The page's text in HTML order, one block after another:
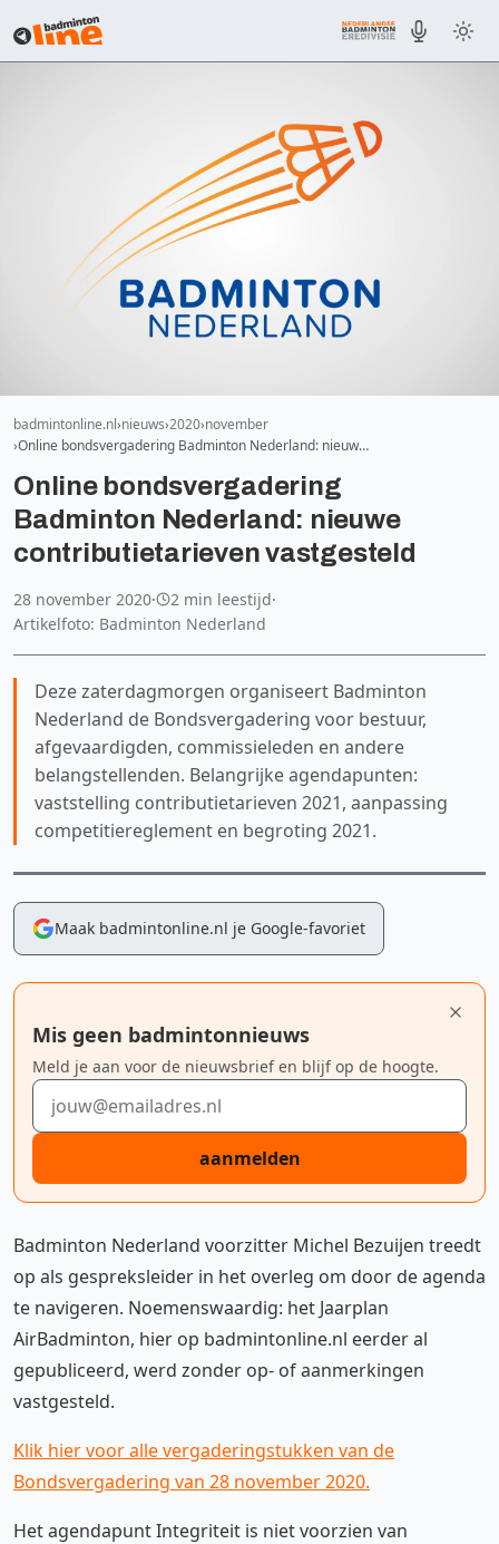
badmintonline.nl nieuws 2020 november
Online bondsvergadering Badminton Nederland: nieuw…
Online bondsvergadering
Badminton Nederland: nieuwe
contributietarieven vastgesteld
28 november 2020· 2 min leestijd·
Artikelfoto: Badminton Nederland
Deze zaterdagmorgen organiseert Badminton
Nederland de Bondsvergadering voor bestuur,
afgevaardigden, commissieleden en andere
belangstellenden. Belangrijke agendapunten:
vaststelling contributietarieven 2021, aanpassing
competitiereglement en begroting 2021.
Maak badmintonline.nl je Google-favoriet
Mis geen badmintonnieuws
Meld je aan voor de nieuwsbrief en blijf op de hoogte.
E-mailadres
aanmelden
Badminton Nederland voorzitter Michel Bezuijen treedt
op als gespreksleider in het overleg om door de agenda
te navigeren. Noemenswaardig: het Jaarplan
AirBadminton, hier op badmintonline.nl eerder al
gepubliceerd, werd zonder op- of aanmerkingen
vastgesteld.
Klik hier voor alle vergaderingstukken van de
Bondsvergadering van 28 november 2020.
Het agendapunt Integriteit is niet voorzien van